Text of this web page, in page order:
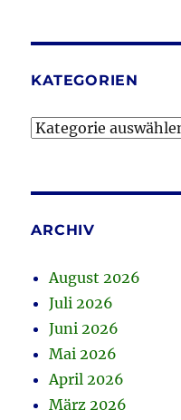
KATEGORIEN
Kategorien
ARCHIV
August 2026
Juli 2026
Juni 2026
Mai 2026
April 2026
März 2026